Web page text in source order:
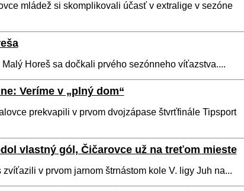
mládež si skomplikovali účasť v extralige v sezóne
Horeš sa dočkali prvého sezónneho víťazstva....
Veríme v „plný dom“
prekvapili v prvom dvojzápase štvrťfinále Tipsport
vlastný gól, Čičarovce už na treťom mieste
v prvom jarnom štrnástom kole V. ligy Juh na...